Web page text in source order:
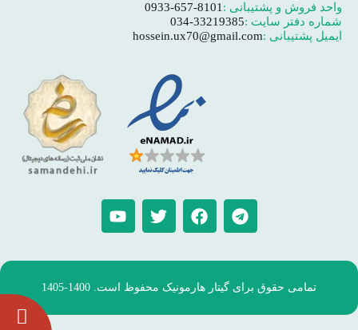
واحد فروش و پشتیبانی :0933-657-8101
شماره دفتر سایت :034-33219385
ایمیل پشتیبانی :hossein.ux70@gmail.com
تمامی حقوق برای گیتار هارمونیک محفوظ است. 1400-1405